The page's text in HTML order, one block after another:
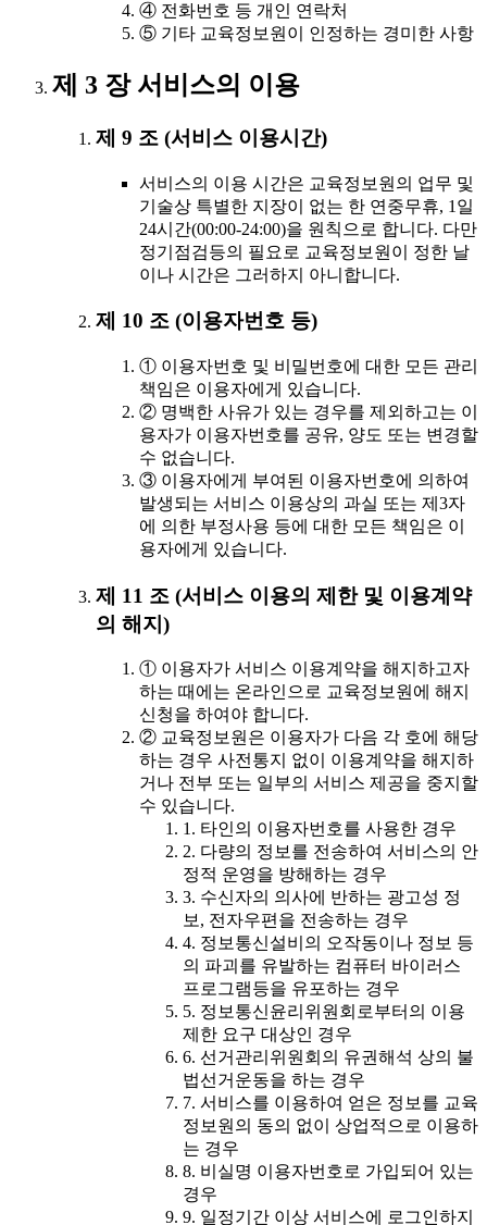
④ 전화번호 등 개인 연락처
⑤ 기타 교육정보원이 인정하는 경미한 사항
제 3 장 서비스의 이용
제 9 조 (서비스 이용시간)
서비스의 이용 시간은 교육정보원의 업무 및
기술상 특별한 지장이 없는 한 연중무휴, 1일
24시간(00:00-24:00)을 원칙으로 합니다. 다만
정기점검등의 필요로 교육정보원이 정한 날
이나 시간은 그러하지 아니합니다.
제 10 조 (이용자번호 등)
① 이용자번호 및 비밀번호에 대한 모든 관리
책임은 이용자에게 있습니다.
② 명백한 사유가 있는 경우를 제외하고는 이
용자가 이용자번호를 공유, 양도 또는 변경할
수 없습니다.
③ 이용자에게 부여된 이용자번호에 의하여
발생되는 서비스 이용상의 과실 또는 제3자
에 의한 부정사용 등에 대한 모든 책임은 이
용자에게 있습니다.
제 11 조 (서비스 이용의 제한 및 이용계약
의 해지)
① 이용자가 서비스 이용계약을 해지하고자
하는 때에는 온라인으로 교육정보원에 해지
신청을 하여야 합니다.
② 교육정보원은 이용자가 다음 각 호에 해당
하는 경우 사전통지 없이 이용계약을 해지하
거나 전부 또는 일부의 서비스 제공을 중지할
수 있습니다.
1. 타인의 이용자번호를 사용한 경우
2. 다량의 정보를 전송하여 서비스의 안
정적 운영을 방해하는 경우
3. 수신자의 의사에 반하는 광고성 정
보, 전자우편을 전송하는 경우
4. 정보통신설비의 오작동이나 정보 등
의 파괴를 유발하는 컴퓨터 바이러스
프로그램등을 유포하는 경우
5. 정보통신윤리위원회로부터의 이용
제한 요구 대상인 경우
6. 선거관리위원회의 유권해석 상의 불
법선거운동을 하는 경우
7. 서비스를 이용하여 얻은 정보를 교육
정보원의 동의 없이 상업적으로 이용하
는 경우
8. 비실명 이용자번호로 가입되어 있는
경우
9. 일정기간 이상 서비스에 로그인하지